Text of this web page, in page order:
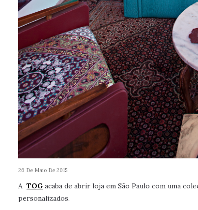
26 De Maio De 2015
A TOG acaba de abrir loja em São Paulo com uma
personalizados.